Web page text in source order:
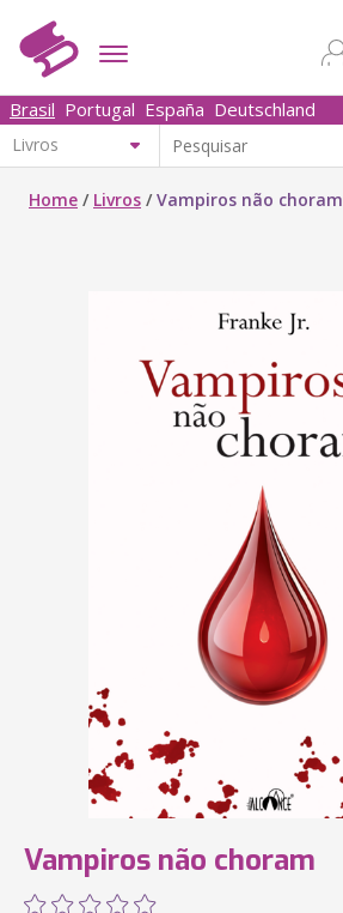
Brasil Portugal España Deutschland
Home / Livros /Vampiros não choram
Vampiros não choram